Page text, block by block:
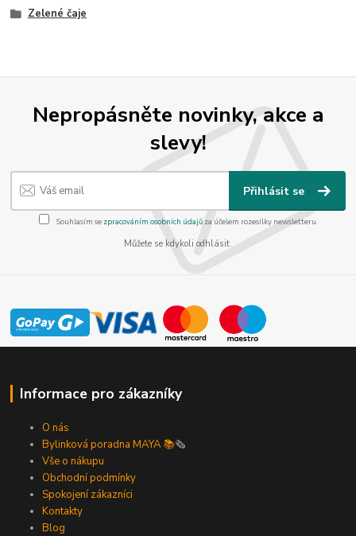
Zelené čaje
Nepropásněte novinky, akce a
slevy!
Přihlásit se
Souhlasím se zpracováním osobních údajůza účelem rozesílky newsletteru.
Můžete se kdykoli odhlásit.
Informace pro zákazníky
O nás
Bylinková poradna MAYA 📚🗞️
Vše o nákupu
Obchodní podmínky
Spokojení zákazníci
Kontakty
Blog